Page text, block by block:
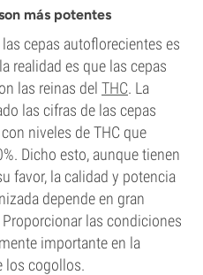
más potentes
cepas autoflorecientes es
realidad es que las cepas
las reinas del THC. La
las cifras de las cepas
niveles de THC que
Dicho esto, aunque tienen
favor, la calidad y potencia
depende en gran
las condiciones
importante en la
los cogollos.